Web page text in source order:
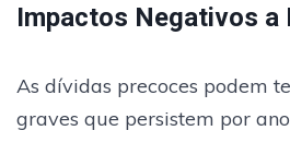
Impactos Negativos a
As dívidas precoces podem
graves que persistem por